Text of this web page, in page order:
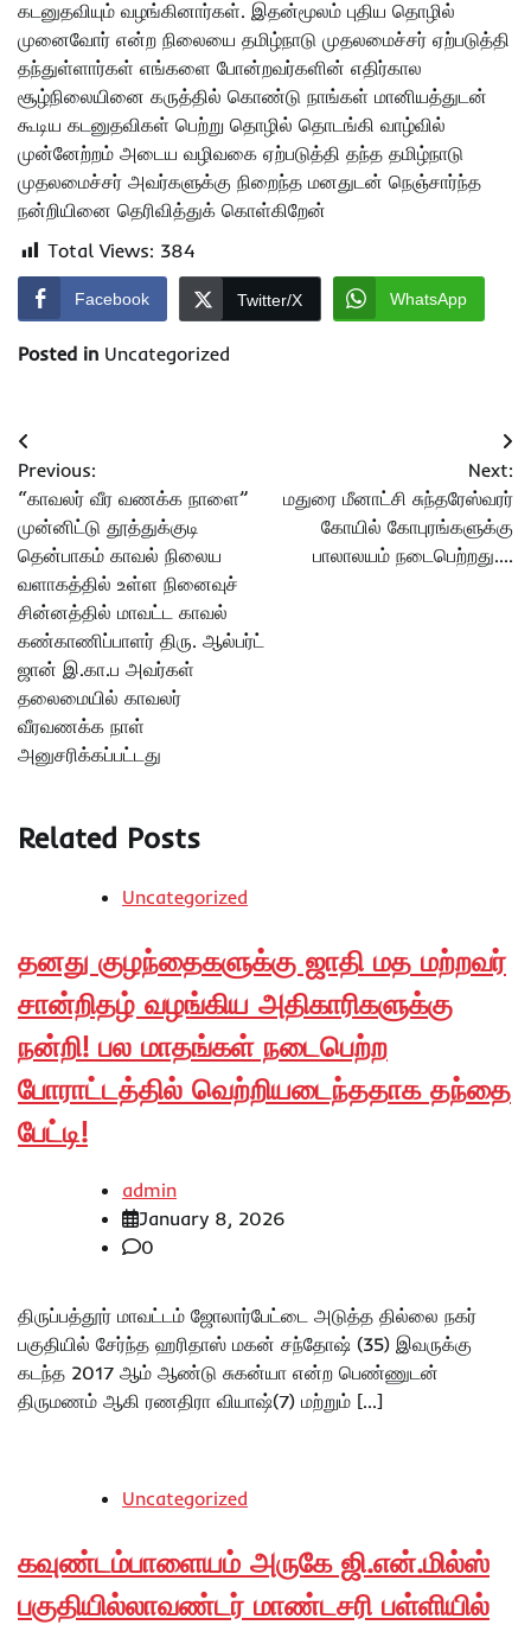
கடனுதவியும் வழங்கினார்கள். இதன்மூலம் புதிய தொழில்
முனைவோர் என்ற நிலையை தமிழ்நாடு முதலமைச்சர் ஏற்படுத்தி
தந்துள்ளார்கள் எங்களை போன்றவர்களின் எதிர்கால
சூழ்நிலையினை கருத்தில் கொண்டு நாங்கள் மானியத்துடன்
கூடிய கடனுதவிகள் பெற்று தொழில் தொடங்கி வாழ்வில்
முன்னேற்றம் அடைய வழிவகை ஏற்படுத்தி தந்த தமிழ்நாடு
முதலமைச்சர் அவர்களுக்கு நிறைந்த மனதுடன் நெஞ்சார்ந்த
நன்றியினை தெரிவித்துக் கொள்கிறேன்
Total Views: 384
Facebook Twitter/X WhatsApp
Posted in Uncategorized
Post
navigation
Previous:
“காவலர் வீர வணக்க நாளை”
முன்னிட்டு தூத்துக்குடி
தென்பாகம் காவல் நிலைய
வளாகத்தில் உள்ள நினைவுச்
சின்னத்தில் மாவட்ட காவல்
கண்காணிப்பாளர் திரு. ஆல்பர்ட்
ஜான் இ.கா.ப அவர்கள்
தலைமையில் காவலர்
வீரவணக்க நாள்
அனுசரிக்கப்பட்டது
Next:
மதுரை மீனாட்சி சுந்தரேஸ்வரர்
கோயில் கோபுரங்களுக்கு
பாலாலயம் நடைபெற்றது….
Related Posts
Uncategorized
தனது குழந்தைகளுக்கு ஜாதி மத மற்றவர்
சான்றிதழ் வழங்கிய அதிகாரிகளுக்கு
நன்றி! பல மாதங்கள் நடைபெற்ற
போராட்டத்தில் வெற்றியடைந்ததாக தந்தை
பேட்டி!
admin
January 8, 2026
0
திருப்பத்தூர் மாவட்டம் ஜோலார்பேட்டை அடுத்த தில்லை நகர்
பகுதியில் சேர்ந்த ஹரிதாஸ் மகன் சந்தோஷ் (35) இவருக்கு
கடந்த 2017 ஆம் ஆண்டு சுகன்யா என்ற பெண்ணுடன்
திருமணம் ஆகி ரணதிரா வியாஷ்(7) மற்றும் […]
Uncategorized
கவுண்டம்பாளையம் அருகே ஜி.என்.மில்ஸ்
பகுதியில்லாவண்டர் மாண்டசரி பள்ளியில்